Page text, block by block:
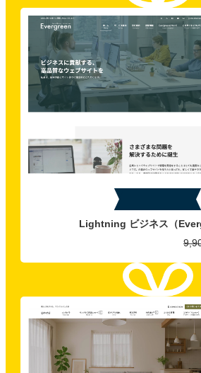
Lightning ビジネス （